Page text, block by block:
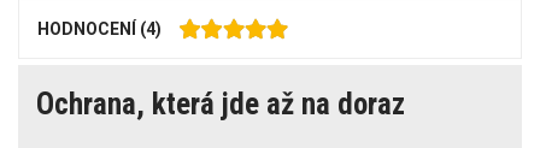
HODNOCENÍ (4)
Ochrana, která jde až na doraz